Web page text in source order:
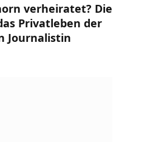
verheiratet? Die
Privatleben der
Journalistin